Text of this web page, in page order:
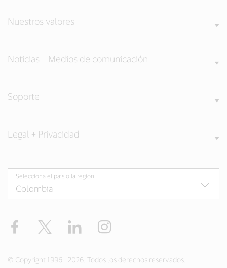
Nuestros valores
Noticias + Medios de comunicación
Soporte
Legal + Privacidad
Selecciona el país o la región
Facebook Twitter LinkedIn
© Copyright 1996 - 2026. Todos los derechos reservados.